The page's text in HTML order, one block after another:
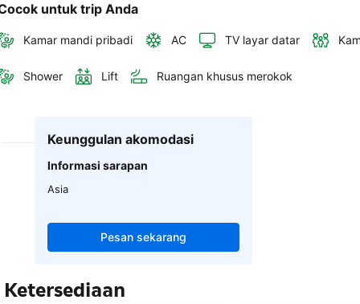
untuk trip Anda
Kamar mandi pribadi AC TV layar datar
Shower Lift Ruangan khusus merokok
Keunggulan akomodasi
Informasi sarapan
Asia
Pesan sekarang
Ketersediaan